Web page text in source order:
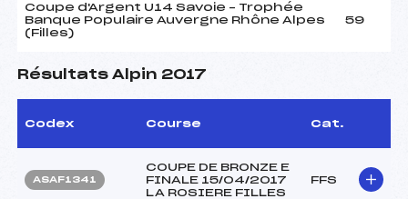
Coupe d'Argent U14 Savoie – Trophée
Banque Populaire Auvergne Rhône Alpes
(Filles)
59
Résultats Alpin 2017
Codex Course Cat.
ASAF1341
COUPE DE BRONZE E
FINALE 15/04/2017
LA ROSIERE FILLES
FFS